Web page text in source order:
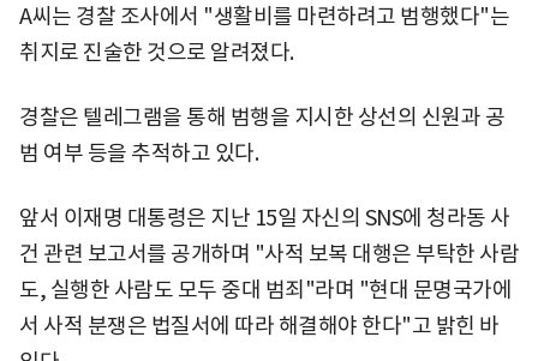
A씨는 경찰 조사에서 "생활비를 마련하려고 범행했다"는
취지로 진술한 것으로 알려졌다.
경찰은 텔레그램을 통해 범행을 지시한 상선의 신원과 공
범 여부 등을 추적하고 있다.
앞서 이재명 대통령은 지난 15일 자신의 SNS에 청라동 사
건 관련 보고서를 공개하며 "사적 보복 대행은 부탁한 사람
도, 실행한 사람도 모두 중대 범죄"라며 "현대 문명국가에
서 사적 분쟁은 법질서에 따라 해결해야 한다"고 밝힌 바